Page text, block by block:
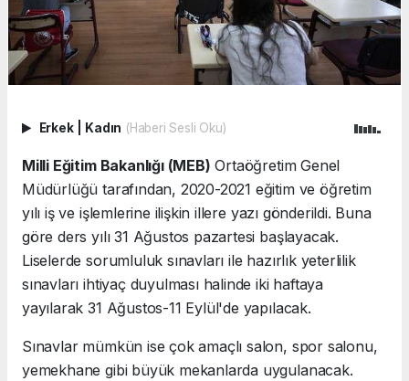
Erkek Kadın (Haberi Sesli Oku)
Milli Eğitim Bakanlığı (MEB) Ortaöğretim Genel
Müdürlüğü tarafından, 2020-2021 eğitim ve öğretim
yılı iş ve işlemlerine ilişkin illere yazı gönderildi. Buna
göre ders yılı 31 Ağustos pazartesi başlayacak.
Liselerde sorumluluk sınavları ile hazırlık yeterlilik
sınavları ihtiyaç duyulması halinde iki haftaya
yayılarak 31 Ağustos-11 Eylül'de yapılacak.
Sınavlar mümkün ise çok amaçlı salon, spor salonu,
yemekhane gibi büyük mekanlarda uygulanacak.